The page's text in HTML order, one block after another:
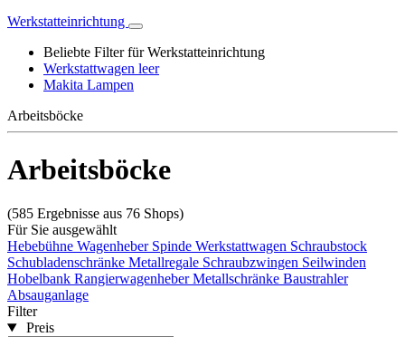
Werkstatteinrichtung
Beliebte Filter für Werkstatteinrichtung
Werkstattwagen leer
Makita Lampen
Arbeitsböcke
Arbeitsböcke
(585 Ergebnisse aus 76 Shops)
Für Sie ausgewählt
Hebebühne Wagenheber Spinde Werkstattwagen Schraubstock
Schubladenschränke Metallregale Schraubzwingen Seilwinden
Hobelbank RangierwagenheberMetallschränke Baustrahler
Absauganlage
Filter
Preis